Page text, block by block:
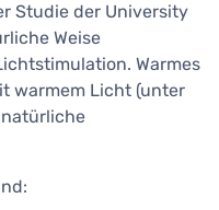
Studie der University
Weise
Warmes
warmem Licht (unter